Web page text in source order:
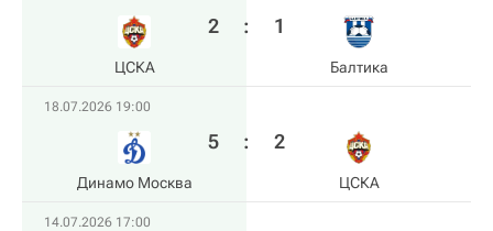
ЦСКА
2 : 1
Балтика
18.07.2026 19:00
Динамо Москва
5 : 2
ЦСКА
14.07.2026 17:00